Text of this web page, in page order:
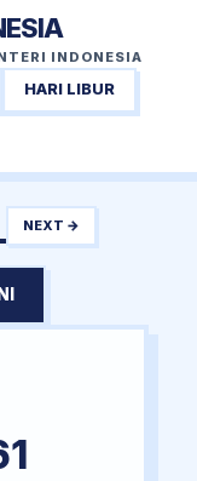
INDONESIA
HARI LIBUR
NEXT →